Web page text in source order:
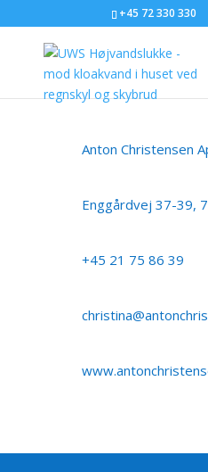
+45 72 330 330
Anton Christensen
Enggårdvej 37-39,
+45 21 75 86 39